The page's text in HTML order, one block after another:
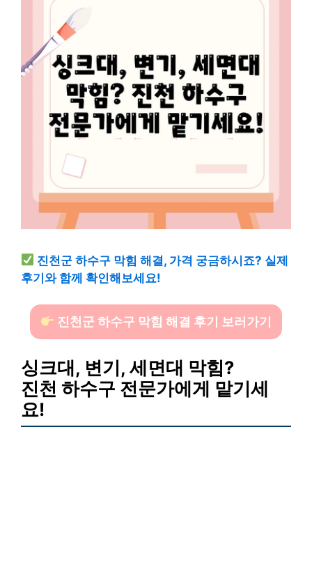
진천군 하수구 막힘 해결, 가격 궁금하시죠? 실제
후기와 함께 확인해보세요!
진천군 하수구 막힘 해결 후기 보러가기
싱크대, 변기, 세면대 막힘?
진천 하수구 전문가에게 맡기세
요!